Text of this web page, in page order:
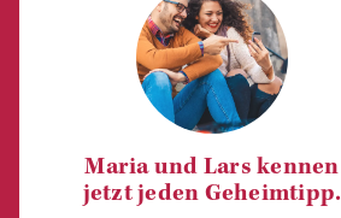
Maria und Lars kennen
jetzt jeden Geheimtipp.